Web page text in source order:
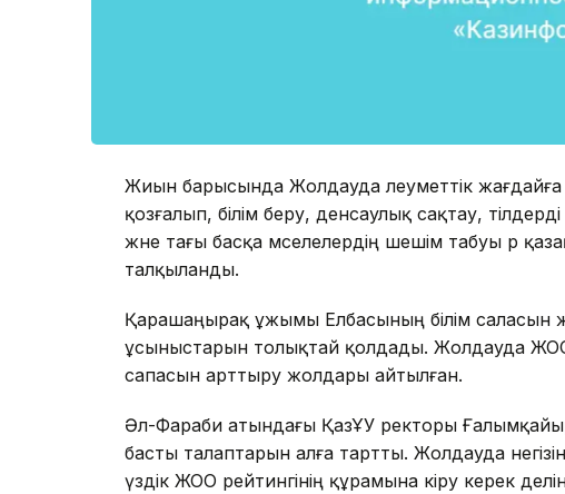
Жиын барысында Жолдауда әлеуметтік жағдайға
қозғалып, білім беру, денсаулық сақтау,
және тағы басқа мәселелердің шешім табуы әр
талқыланды.
Қарашаңырақ ұжымы Елбасының білім саласын
ұсыныстарын толықтай қолдады. Жолдауда
сапасын арттыру жолдары айтылған.
Әл-Фараби атындағы ҚазҰУ ректоры
басты талаптарын алға тартты. Жолдауда
үздік ЖОО рейтингінің құрамына кіру керек